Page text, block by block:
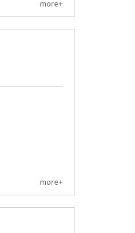
more+
more+